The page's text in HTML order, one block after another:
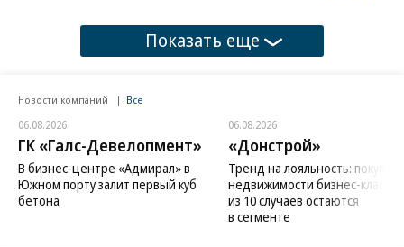
Показать еще
Новости компаний Все
06.08.2026
ГК «Галс-Девелопмент»
В бизнес-центре «Адмирал» в
Южном порту залит первый куб
бетона
06.08.2026
«Донстрой»
Тренд на лояльность:
недвижимости бизнес-класса
из 10 случаев остаются
в сегменте